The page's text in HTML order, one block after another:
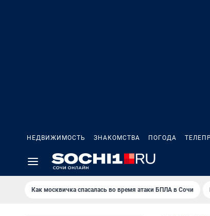
НЕДВИЖИМОСТЬ ЗНАКОМСТВА ПОГОДА
Как москвичка спасалась во время атаки БПЛА в Сочи